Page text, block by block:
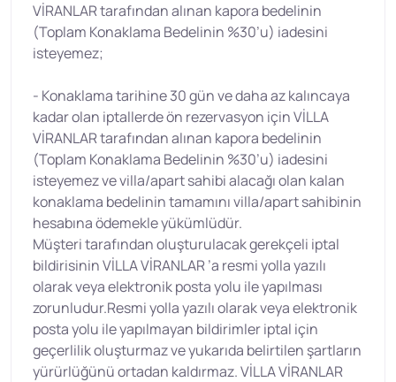
VİRANLAR tarafından alınan kapora bedelinin
(Toplam Konaklama Bedelinin %30’u) iadesini
isteyemez;
- Konaklama tarihine 30 gün ve daha az kalıncaya
kadar olan iptallerde ön rezervasyon için VİLLA
VİRANLAR tarafından alınan kapora bedelinin
(Toplam Konaklama Bedelinin %30’u) iadesini
isteyemez ve villa/apart sahibi alacağı olan kalan
konaklama bedelinin tamamını villa/apart sahibinin
hesabına ödemekle yükümlüdür.
Müşteri tarafından oluşturulacak gerekçeli iptal
bildirisinin VİLLA VİRANLAR ’a resmi yolla yazılı
olarak veya elektronik posta yolu ile yapılması
zorunludur.Resmi yolla yazılı olarak veya elektronik
posta yolu ile yapılmayan bildirimler iptal için
geçerlilik oluşturmaz ve yukarıda belirtilen şartların
yürürlüğünü ortadan kaldırmaz. VİLLA VİRANLAR